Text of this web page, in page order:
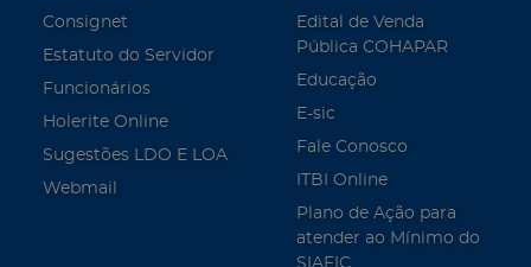
Consignet
Estatuto do Servidor
Funcionários
Holerite Online
Sugestões LDO E LOA
Webmail
Edital de Venda
Pública COHAPAR
Educação
E-sic
Fale Conosco
ITBI Online
Plano de Ação para
atender ao Mínimo do
SIAFIC